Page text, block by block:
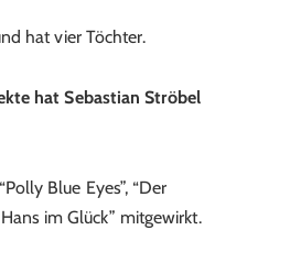
hat vier Töchter.
hat Sebastian Ströbel
Blue Eyes”, “Der
im Glück” mitgewirkt.